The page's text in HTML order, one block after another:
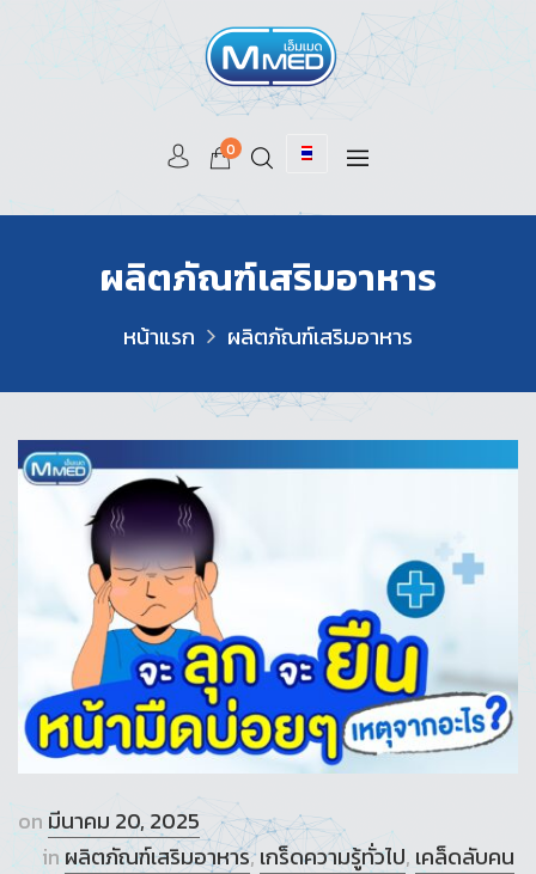
0
ผลิตภัณฑ์เสริมอาหาร
หน้าแรก ผลิตภัณฑ์เสริมอาหาร
on มีนาคม 20, 2025
inผลิตภัณฑ์เสริมอาหาร,เกร็ดความรู้ทั่วไป, เคล็ดลับคน